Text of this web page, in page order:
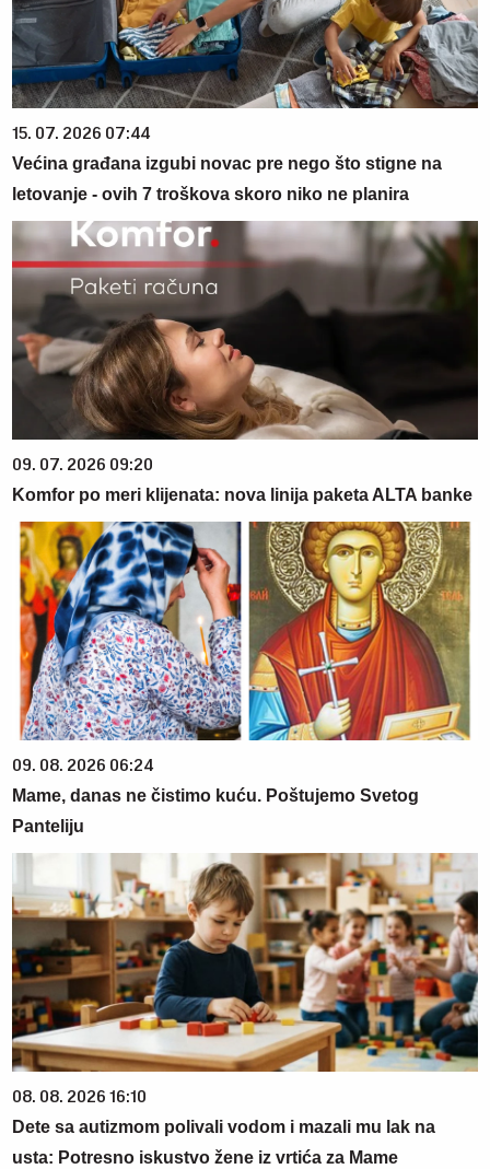
15. 07. 2026 07:44
Većina građana izgubi novac pre nego što stigne na
letovanje - ovih 7 troškova skoro niko ne planira
09. 07. 2026 09:20
Komfor po meri klijenata: nova linija paketa ALTA banke
09. 08. 2026 06:24
Mame, danas ne čistimo kuću. Poštujemo Svetog
Panteliju
08. 08. 2026 16:10
Dete sa autizmom polivali vodom i mazali mu lak na
usta: Potresno iskustvo žene iz vrtića za Mame